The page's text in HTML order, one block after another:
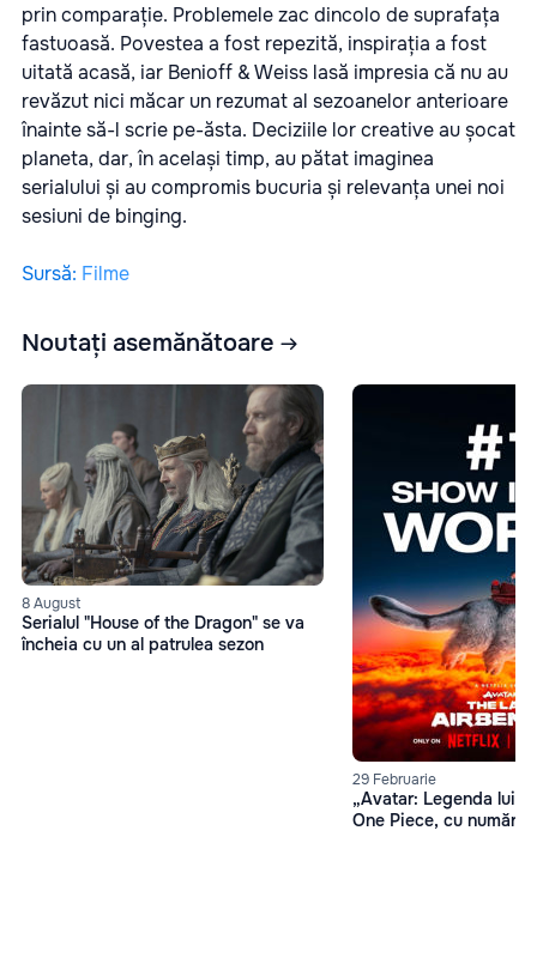
prin comparație. Problemele zac dincolo de suprafața
fastuoasă. Povestea a fost repezită, inspirația a fost
uitată acasă, iar Benioff & Weiss lasă impresia că nu au
revăzut nici măcar un rezumat al sezoanelor anterioare
înainte să-l scrie pe-ăsta. Deciziile lor creative au șocat
planeta, dar, în același timp, au pătat imaginea
serialului și au compromis bucuria și relevanța unei noi
sesiuni de binging.
Sursă: Filme
Noutați asemănătoare
8 August
Serialul "House of the Dragon" se va
încheia cu un al patrulea sezon
29 Februarie
„Avatar: Legenda lui
One Piece, cu număr